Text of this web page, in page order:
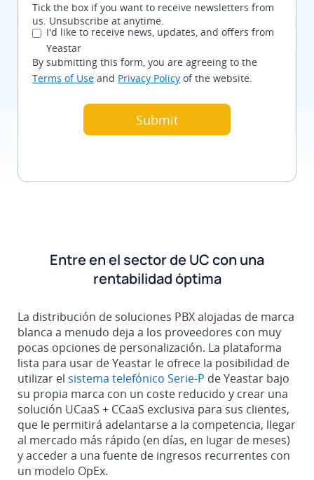
Tick the box if you want to receive newsletters from
us. Unsubscribe at anytime.
I'd like to receive news, updates, and offers from
Yeastar
By submitting this form, you are agreeing to the
Terms of Use and Privacy Policy of the website.
Entre en el sector de UC con una
rentabilidad óptima
La distribución de soluciones PBX alojadas de marca
blanca a menudo deja a los proveedores con muy
pocas opciones de personalización. La plataforma
lista para usar de Yeastar le ofrece la posibilidad de
utilizar el sistema telefónico Serie-P de Yeastar bajo
su propia marca con un coste reducido y crear una
solución UCaaS + CCaaS exclusiva para sus clientes,
que le permitirá adelantarse a la competencia, llegar
al mercado más rápido (en días, en lugar de meses)
y acceder a una fuente de ingresos recurrentes con
un modelo OpEx.